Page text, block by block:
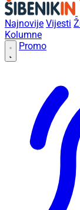
Najnovije Vijesti
Kolumne
Promo